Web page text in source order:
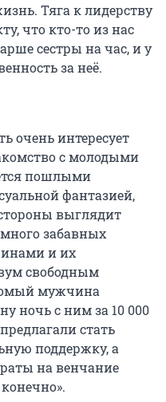
Тяга к лидерству
что кто-то из нас
сестры на час, и у
за неё.
очень интересует
с молодыми
пошлыми
фантазией,
выглядит
забавных
и их
свободным
мужчина
ночь с ним за 10 000
стать
поддержку, а
на венчание